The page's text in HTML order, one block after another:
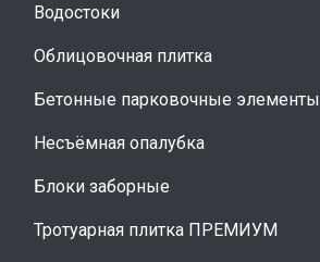
Водостоки
Облицовочная плитка
Бетонные парковочные элементы
Несъёмная опалубка
Блоки заборные
Тротуарная плитка ПРЕМИУМ